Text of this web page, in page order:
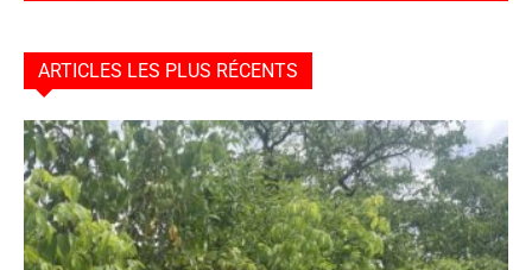
ARTICLES LES PLUS RÉCENTS